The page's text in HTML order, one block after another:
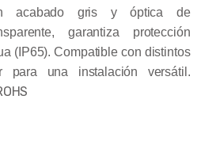
acabado gris y óptica de
garantiza protección
(IP65). Compatible con distintos
para una instalación versátil.